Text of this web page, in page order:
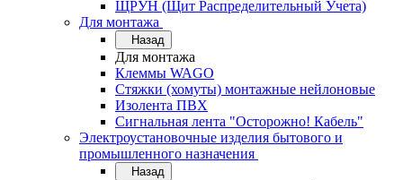
ЩРУН (Щит Распределительный Учета)
Для монтажа
Назад
Для монтажа
Клеммы WAGO
Стяжки (хомуты) монтажные нейлоновые
Изолента ПВХ
Сигнальная лента "Осторожно! Кабель"
Электроустановочные изделия бытового и
промышленного назначения
Назад